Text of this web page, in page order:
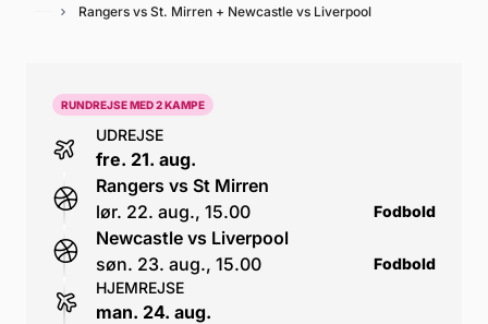
Rangers vs St. Mirren + Newcastle vs Liverpool
RUNDREJSE MED 2 KAMPE
UDREJSE
fre. 21. aug.
Rangers vs St Mirren
lør. 22. aug., 15.00
Fodbold
Newcastle vs Liverpool
søn. 23. aug., 15.00
Fodbold
HJEMREJSE
man. 24. aug.